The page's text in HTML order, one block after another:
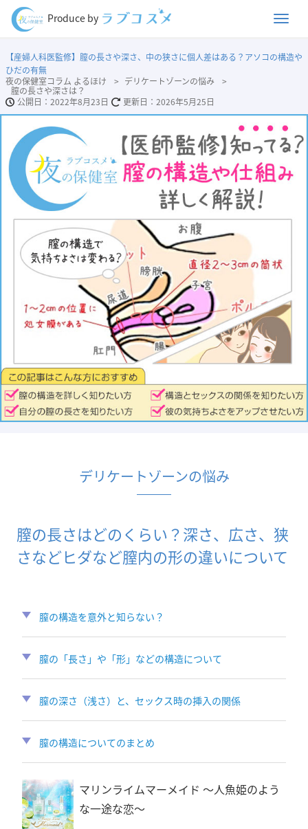
Produce by
【産婦人科医監修】膣の長さや深さ、中の狭さに個人差はある？アソコの構造や
ひだの有無
夜の保健室コラム よるほけ
デリケートゾーンの悩み
膣の長さや深さは？
2022年8月23日
2026年5月25日
デリケートゾーンの悩み
膣の長さはどのくらい？深さ、広さ、狭
さなどヒダなど膣内の形の違いについて
膣の構造を意外と知らない？
膣の「長さ」や「形」などの構造について
膣の深さ（浅さ）と、セックス時の挿入の関係
膣の構造についてのまとめ
マリンライムマーメイド 〜人魚姫のよう
な一途な恋〜